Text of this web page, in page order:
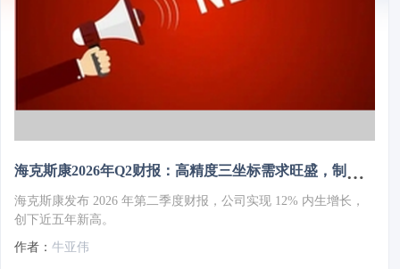
海克斯康2026年Q2财报：高精度三坐标需求旺盛，制造智能业务增长13%
海克斯康发布 2026 年第二季度财报，公司实现 12% 内生增长，
创下近五年新高。
作者： 牛亚伟